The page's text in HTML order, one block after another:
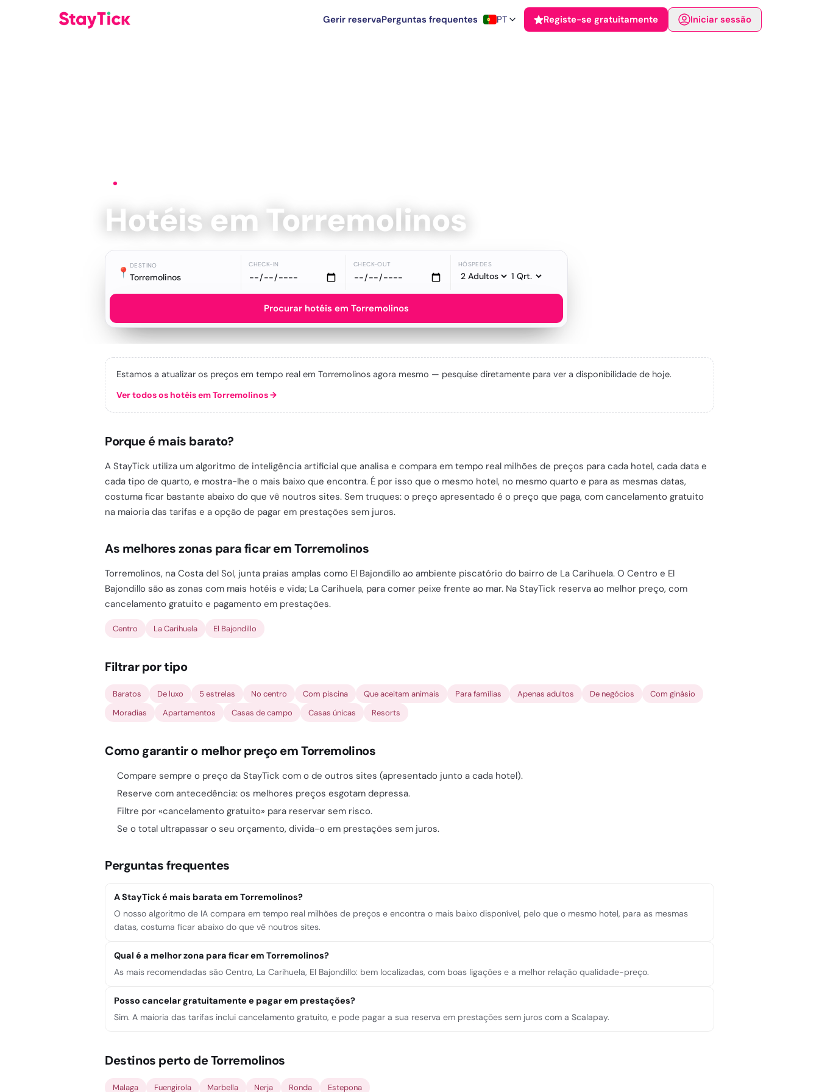
Gerir reservaPerguntas frequentes PT Registe-se gratuitamente Iniciar sessão
Hotéis em Torremolinos
📍 DESTINO
Torremolinos
CHECK-IN CHECK-OUT HÓSPEDES
Procurar hotéis em Torremolinos
Estamos a atualizar os preços em tempo real em Torremolinos agora mesmo — pesquise diretamente para ver a disponibilidade de hoje.
Ver todos os hotéis em Torremolinos→
Porque é mais barato?
A StayTick utiliza um algoritmo de inteligência artificial que analisa e compara em tempo real milhões de preços para cada hotel, cada data e
cada tipo de quarto, e mostra-lhe o mais baixo que encontra. É por isso que o mesmo hotel, no mesmo quarto e para as mesmas datas,
costuma ficar bastante abaixo do que vê noutros sites. Sem truques: o preço apresentado é o preço que paga, com cancelamento gratuito
na maioria das tarifas e a opção de pagar em prestações sem juros.
As melhores zonas para ficar em Torremolinos
Torremolinos, na Costa del Sol, junta praias amplas como El Bajondillo ao ambiente piscatório do bairro de La Carihuela. O Centro e El
Bajondillo são as zonas com mais hotéis e vida; La Carihuela, para comer peixe frente ao mar. Na StayTick reserva ao melhor preço, com
cancelamento gratuito e pagamento em prestações.
Centro La Carihuela El Bajondillo
Filtrar por tipo
Baratos De luxo 5 estrelas No centro Com piscina Que aceitam animais Para famílias Apenas adultos De negócios
Com ginásio
Moradias
Apartamentos Casas de campo Casas únicas Resorts
Como garantir o melhor preço em Torremolinos
Compare sempre o preço da StayTick com o de outros sites (apresentado junto a cada hotel).
Reserve com antecedência: os melhores preços esgotam depressa.
Filtre por «cancelamento gratuito» para reservar sem risco.
Se o total ultrapassar o seu orçamento, divida-o em prestações sem juros.
Perguntas frequentes
A StayTick é mais barata em Torremolinos?
O nosso algoritmo de IA compara em tempo real milhões de preços e encontra o mais baixo disponível, pelo que o mesmo hotel, para as mesmas
datas, costuma ficar abaixo do que vê noutros sites.
Qual é a melhor zona para ficar em Torremolinos?
As mais recomendadas são Centro, La Carihuela, El Bajondillo: bem localizadas, com boas ligações e a melhor relação qualidade-preço.
Posso cancelar gratuitamente e pagar em prestações?
Sim. A maioria das tarifas inclui cancelamento gratuito, e pode pagar a sua reserva em prestações sem juros com a Scalapay.
Destinos perto de Torremolinos
Malaga Fuengirola Marbella Nerja Ronda Estepona